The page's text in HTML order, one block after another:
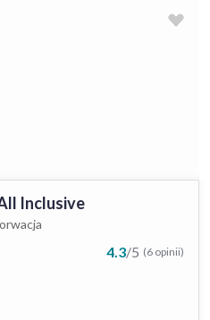
Inclusive
4.3/5 (6 opinii)